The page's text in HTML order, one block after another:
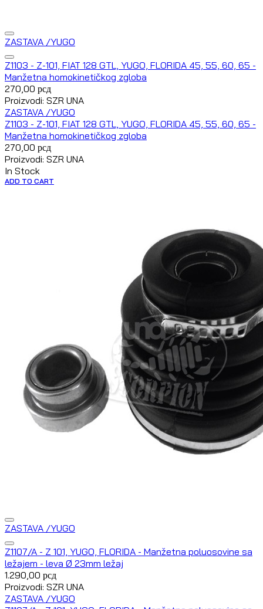
ZASTAVA /YUGO
Z1103 - Z-101, FIAT 128 GTL, YUGO, FLORIDA 45, 55, 60, 65 -
Manžetna homokinetičkog zgloba
270,00 рсд
Proizvodi: SZR UNA
ZASTAVA /YUGO
Z1103 - Z-101, FIAT 128 GTL, YUGO, FLORIDA 45, 55, 60, 65 -
Manžetna homokinetičkog zgloba
270,00 рсд
Proizvodi: SZR UNA
In Stock
ADD TO CART
ZASTAVA /YUGO
Z1107/A - Z 101, YUGO, FLORIDA - Manžetna poluosovine sa
ležajem - leva Ø 23mm ležaj
1.290,00 рсд
Proizvodi: SZR UNA
ZASTAVA /YUGO